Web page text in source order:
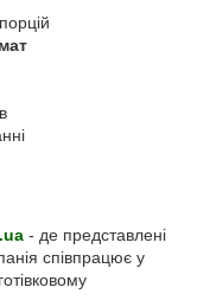
- де представлені
співпрацює у